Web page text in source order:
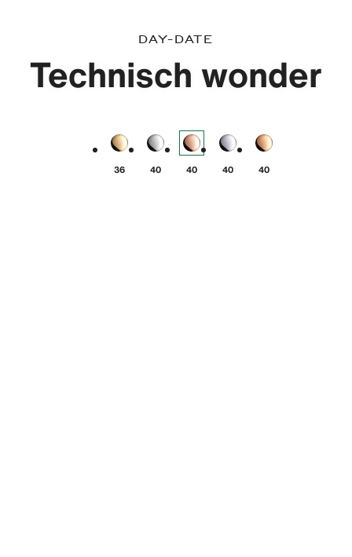
Day-Date
Technisch wonder
Day-Date - Geelgoud
36
Day-Date - Platina
40
Day-Date - Everose-goud
40
Day-Date - Platina
40
Day-Date -
40